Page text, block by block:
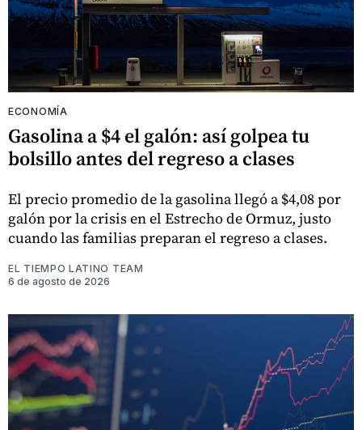
ECONOMÍA
Gasolina a $4 el galón: así golpea tu
bolsillo antes del regreso a clases
El precio promedio de la gasolina llegó a $4,08 por
galón por la crisis en el Estrecho de Ormuz, justo
cuando las familias preparan el regreso a clases.
EL TIEMPO LATINO TEAM
6 de agosto de 2026